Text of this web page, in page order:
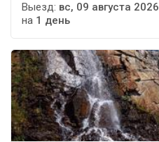
Выезд: вс, 09 августа 2026
на 1 день